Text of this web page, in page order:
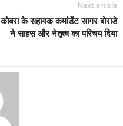
Next article
कोबरा के सहायक कमांडेंट सागर बोराडे
ने साहस और नेतृत्व का परिचय दिया